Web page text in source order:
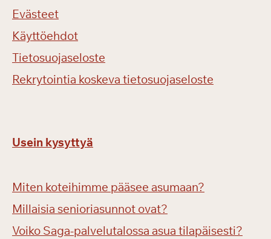
Evästeet
Käyttöehdot
Tietosuojaseloste
Rekrytointia koskeva tietosuojaseloste
Usein kysyttyä
Miten koteihimme pääsee asumaan?
Millaisia senioriasunnot ovat?
Voiko Saga-palvelutalossa asua tilapäisesti?